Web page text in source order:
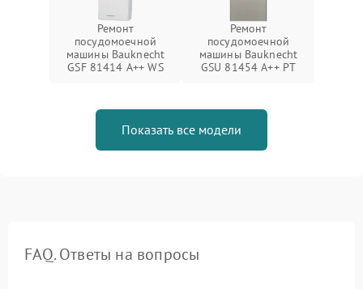
Ремонт
посудомоечной
машины Bauknecht
GSF 81414 A++ WS
Ремонт
посудомоечной
машины Bauknecht
GSU 81454 A++ PT
Показать все модели
FAQ. Ответы на вопросы